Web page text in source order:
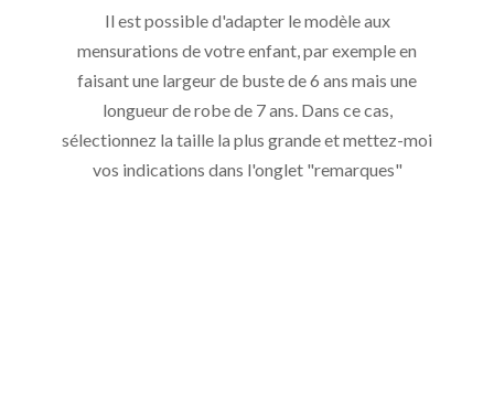
Il est possible d'adapter le modèle aux
mensurations de votre enfant, par exemple en
faisant une largeur de buste de 6 ans mais une
longueur de robe de 7 ans. Dans ce cas,
sélectionnez la taille la plus grande et mettez-moi
vos indications dans l'onglet "remarques"